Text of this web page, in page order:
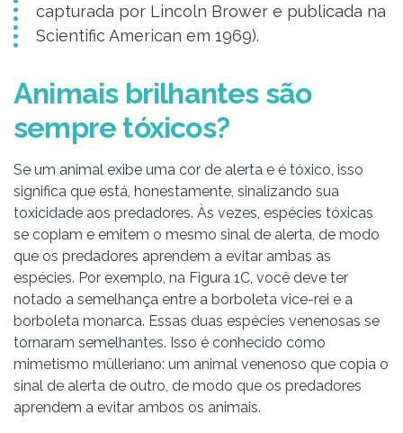
capturada por Lincoln Brower e publicada na
Scientific American em 1969).
Animais brilhantes são
sempre tóxicos?
Se um animal exibe uma cor de alerta e é tóxico, isso
significa que está, honestamente, sinalizando sua
toxicidade aos predadores. Às vezes, espécies tóxicas
se copiam e emitem o mesmo sinal de alerta, de modo
que os predadores aprendem a evitar ambas as
espécies. Por exemplo, na Figura 1C, você deve ter
notado a semelhança entre a borboleta vice-rei e a
borboleta monarca. Essas duas espécies venenosas se
tornaram semelhantes. Isso é conhecido como
mimetismo mülleriano: um animal venenoso que copia o
sinal de alerta de outro, de modo que os predadores
aprendem a evitar ambos os animais.